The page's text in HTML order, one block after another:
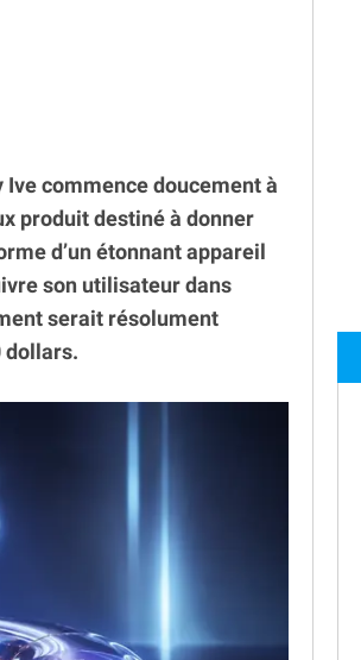
commence doucement à
produit destiné à donner
d’un étonnant appareil
son utilisateur dans
serait résolument
dollars.